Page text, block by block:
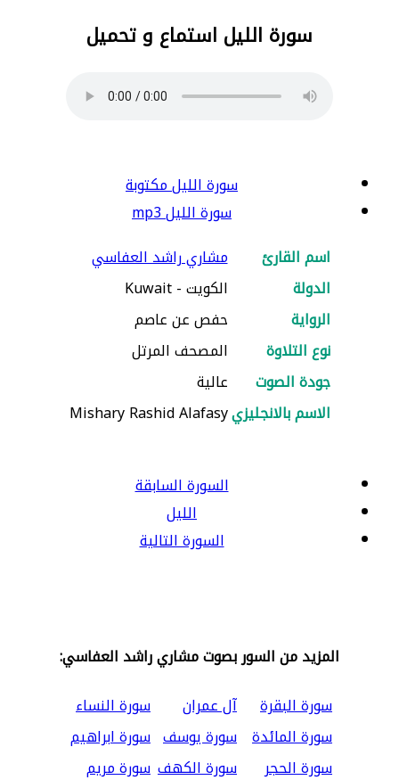
سورة الليل استماع و تحميل
سورة الليل مكتوبة
سورة الليل mp3
اسم القارئ
مشاري راشد العفاسي
الدولة
الكويت - Kuwait
الرواية
حفص عن عاصم
نوع التلاوة
المصحف المرتل
جودة الصوت
عالية
الاسم بالانجليزيMishary Rashid Alafasy
السورة السابقة
الليل
السورة التالية
المزيد من السور بصوت مشاري راشد العفاسي:
سورة البقرة
آل عمران
سورة النساء
سورة المائدة سورة يوسف سورة ابراهيم
سورة الحجر
سورة الكهف سورة مريم